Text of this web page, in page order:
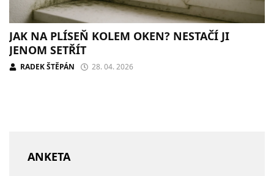
JAK NA PLÍSEŇ KOLEM OKEN? NESTAČÍ JI
JENOM SETŘÍT
RADEK ŠTĚPÁN 28. 04. 2026
ANKETA